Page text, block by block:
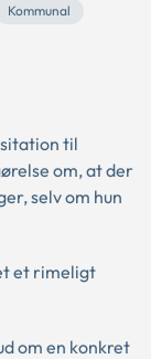
Kommunal
til
om, at der
selv om hun
et rimeligt
om en konkret